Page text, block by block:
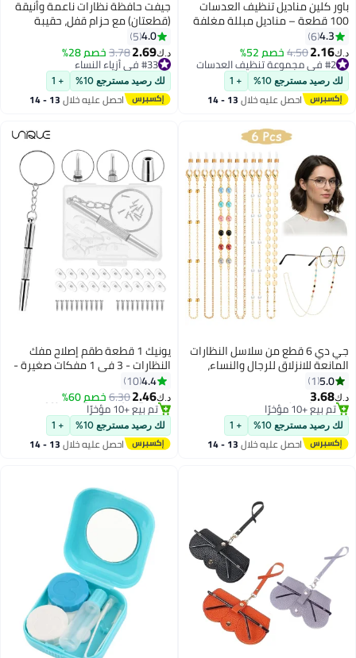
باور كلين مناديل تنظيف العدسات
100 قطعة – مناديل مبللة مغلفة
بشكل فردي لتنظيف النظارات
والشاشات، بدون خطوط ومضادة
للضباب للهواتف والكاميرات
4.3
6
د.ك‏2.16
4.50خصم 52% #2 في مجموعة تنظيف العدسات
تم بيع +50 مؤخرًا
#2 في مجموعة تنظيف العدسات
لك رصيد مسترجع 10% + 1
احصل عليه خلال 13 - 14
اغسطس
جيفت حافظة نظارات ناعمة وأنيقة
(قطعتان) مع حزام قفل، حقيبة
نظارات شمسية خفيفة الوزن
محمولة، حافظة نظارات من الجلد
الصناعي (أسود وأبيض)
4.0
5
د.ك‏2.69
3.78خصم 28% #33 في أزياء النساء
تم بيع +20 مؤخرًا
#33 في أزياء النساء
لك رصيد مسترجع 10% + 1
احصل عليه خلال 13 - 14
اغسطس
جي دي 6 قطع من سلاسل النظارات
المانعة للانزلاق للرجال والنساء،
حوامل أحزمة النظارات المضادة
للضياع، حبل تعليق للنظارات، ملحق
للنظارات، سلسلة نظارات شمسية
أنيقة، حبل نظارات القراءة
5.0
1
د.ك‏3.68
#27 في أزياء النساء
بتخلّص بسرعة
تم بيع +10 مؤخرًا
#27 في أزياء النساء
لك رصيد مسترجع 10% + 1
احصل عليه خلال 13 - 14
يونيك 1 قطعة طقم إصلاح مفك
النظارات - 3 في 1 مفكات صغيرة -
وسادات الأنف و 20 مسامير
مجموعة استبدال برغي النظارات
لإصلاح نظارات الساعة
4.4
10
د.ك‏2.46
6.30خصم 60%
أقل سعر في السنة
باقي 1 وحدات في المخزون
تم بيع +10 مؤخرًا
أقل سعر في السنة
لك رصيد مسترجع 10% + 1
احصل عليه خلال 13 - 14